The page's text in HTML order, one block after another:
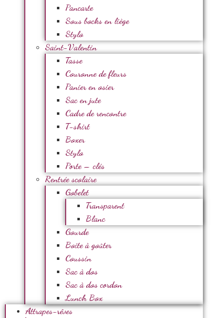
Pancarte
Sous bocks en liège
Stylo
Saint-Valentin
Tasse
Couronne de fleurs
Panier en osier
Sac en jute
Cadre de rencontre
T-shirt
Boxer
Stylo
Porte – clés
Rentrée scolaire
Gobelet
Transparent
Blanc
Gourde
Boite à goûter
Coussin
Sac à dos
Sac à dos cordon
Lunch Box
Attrapes-rêves